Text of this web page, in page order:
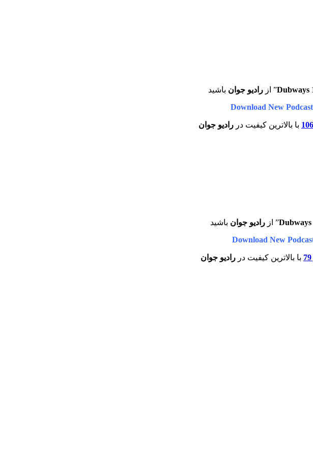
Dubways” ازرادیو جوان باشید
Download New
با بالاترین کیفیت در رادیو جوان
Dubways” ازرادیو جوان باشید
Download New
با بالاترین کیفیت در رادیو جوان